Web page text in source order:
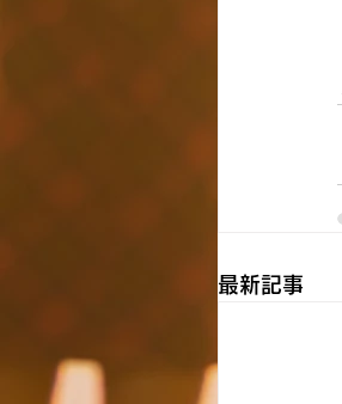
最新記事